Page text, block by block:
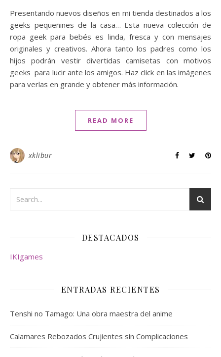
Presentando nuevos diseños en mi tienda destinados a los
geeks pequeñines de la casa… Esta nueva colección de
ropa geek para bebés es linda, fresca y con mensajes
originales y creativos. Ahora tanto los padres como los
hijos podrán vestir divertidas camisetas con motivos
geeks para lucir ante los amigos. Haz click en las imágenes
para verlas en grande y obtener más información.
READ MORE
xklibur
DESTACADOS
IKIgames
ENTRADAS RECIENTES
Tenshi no Tamago: Una obra maestra del anime
Calamares Rebozados Crujientes sin Complicaciones